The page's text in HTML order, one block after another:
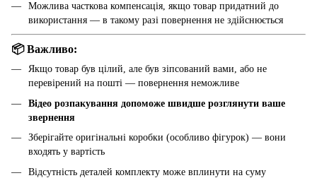
Можлива часткова компенсація, якщо товар придатний до
використання — в такому разі повернення не здійснюється
📦 Важливо:
Якщо товар був цілий, але був зіпсований вами, або не
перевірений на пошті — повернення неможливе
Відео розпакування допоможе швидше розглянути ваше
звернення
Зберігайте оригінальні коробки (особливо фігурок) — вони
входять у вартість
Відсутність деталей комплекту може вплинути на суму